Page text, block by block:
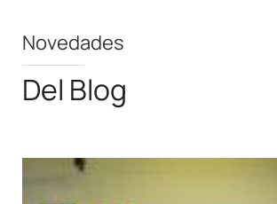
Novedades
Del Blog